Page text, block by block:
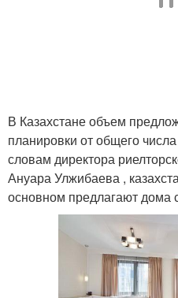
В Казахстане объем
планировки от общего
словам директора
Ануара Улжибаева ,
основном предлагают дома